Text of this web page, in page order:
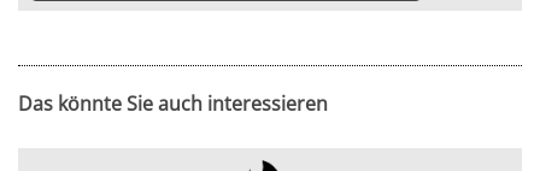
Das könnte Sie auch interessieren